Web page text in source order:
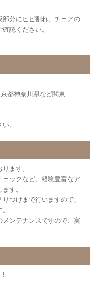
部分にヒビ割れ、チェアの
認ください。
都神奈川県など関東
。
ます。
ェックなど、経験豊富なア
す。
つけまで行いますので、
ンテナンスですので、実
!